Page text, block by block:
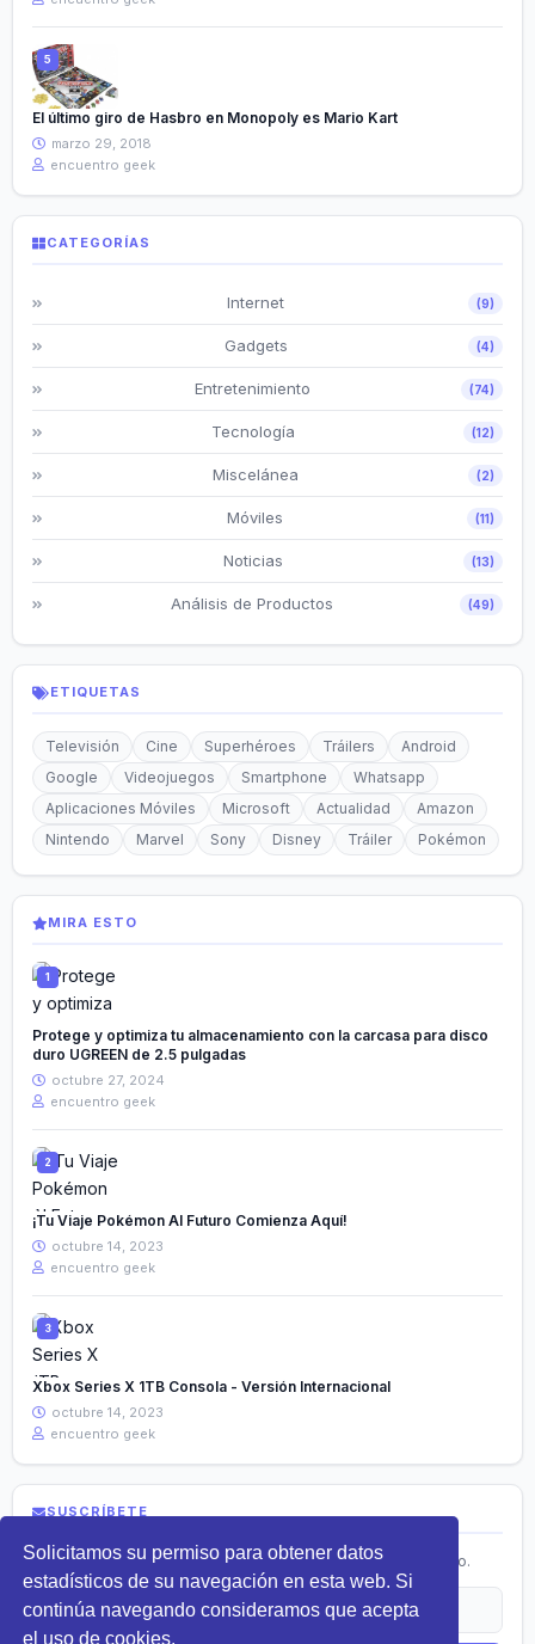
Solicitamos su permiso para obtener datos
estadísticos de su navegación en esta web. Si
continúa navegando consideramos que acepta
el uso de cookies.
El último giro de Hasbro en Monopoly es Mario Kart
marzo 29, 2018
encuentro geek
CATEGORÍAS
Internet (9)
Gadgets (4)
Entretenimiento (74)
Tecnología (12)
Miscelánea (2)
Móviles (11)
Noticias (13)
Análisis de Productos (49)
ETIQUETAS
Televisión Cine Superhéroes Tráilers
Android
Google
Videojuegos Smartphone
Whatsapp
Aplicaciones Móviles
Microsoft Actualidad
Amazon
Nintendo
Marvel Sony Disney Tráiler Pokémon
MIRA ESTO
Protege y optimiza tu almacenamiento con la carcasa para disco
duro UGREEN de 2.5 pulgadas
octubre 27, 2024
encuentro geek
¡Tu Viaje Pokémon Al Futuro Comienza Aquí!
octubre 14, 2023
encuentro geek
Xbox Series X 1TB Consola - Versión Internacional
octubre 14, 2023
encuentro geek
SUSCRÍBETE
Recibe lo más nuevo en tecnología directamente en tu correo.